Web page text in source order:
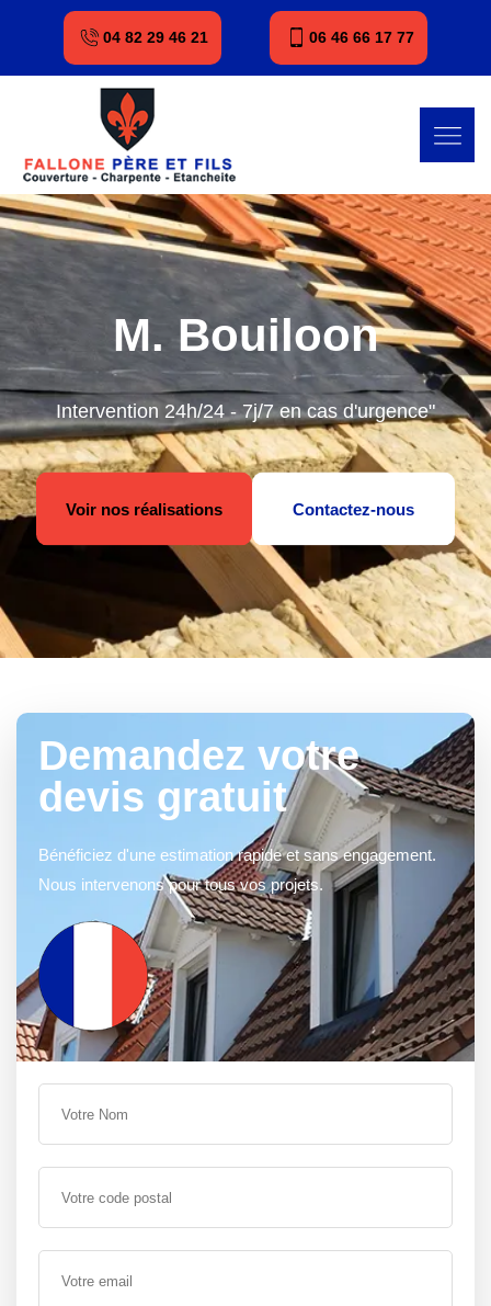
04 82 29 46 21 06 46 66 17 77
M. Bouiloon
Intervention 24h/24 - 7j/7 en cas d'urgence"
Voir nos réalisations Contactez-nous
Demandez votre
devis gratuit
Bénéficiez d'une estimation rapide et sans engagement.
Nous intervenons pour tous vos projets.